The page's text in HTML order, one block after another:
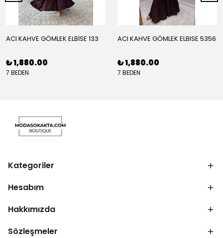
ACI KAHVE GÖMLEK ELBİSE 133
₺ 1,880.00
7 BEDEN
ACI KAHVE GÖMLEK ELBISE 5356
₺ 1,880.00
7 BEDEN
Kategoriler
Hesabım
Hakkımızda
Sözleşmeler